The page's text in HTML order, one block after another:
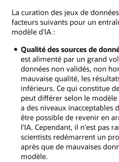
La curation des jeux de
facteurs suivants pour un
modèle d'IA :
Qualité des sources de
est alimenté par un grand
données non validés, non
mauvaise qualité, les
inférieurs. Ce qui constitue
peut différer selon le
a des niveaux inacceptables
être possible de revenir en
l'IA. Cependant, il n'est pas
scientists redémarrent un
après que de mauvaises
modèle.